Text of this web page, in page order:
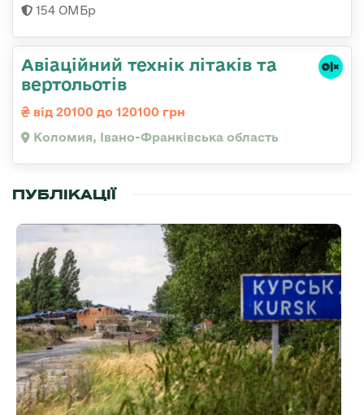
154 ОМБр
Авіаційний технік літаків та
вертольотів
від 20100 до 120100 грн
Коломия, Івано-Франківська область
ПУБЛІКАЦІЇ